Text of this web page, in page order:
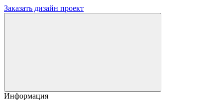
Заказать дизайн проект
Информация